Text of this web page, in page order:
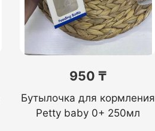
950 ₸
Бутылочка для кормления
Petty baby 0+ 250мл